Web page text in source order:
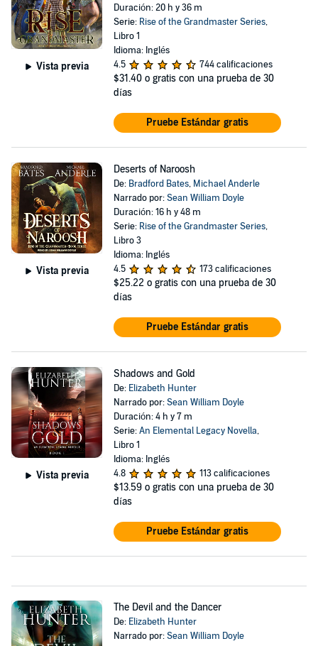
Vista previa
Duración: 20 h y 36 m
Serie: Rise of the Grandmaster Series,
Libro 1
Idioma: Inglés
4.5
744 calificaciones
$31.40 o gratis con una prueba de 30
días
Pruebe Estándar gratis
Vista previa
Deserts of Naroosh
De: Bradford Bates, Michael Anderle
Narrado por:Sean William Doyle
Duración: 16 h y 48 m
Serie: Rise of the Grandmaster Series,
Libro 3
Idioma: Inglés
4.5
173 calificaciones
$25.22 o gratis con una prueba de 30
días
Pruebe Estándar gratis
Vista previa
Shadows and Gold
De: Elizabeth Hunter
Narrado por:Sean William Doyle
Duración: 4 h y 7 m
Serie:An Elemental Legacy Novella,
Libro 1
Idioma: Inglés
4.8
113 calificaciones
$13.59 o gratis con una prueba de 30
días
Pruebe Estándar gratis
The Devil and the Dancer
De: Elizabeth Hunter
Narrado por:Sean William Doyle